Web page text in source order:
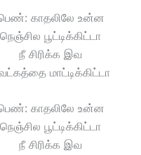
காதலிலே உன்ன
நெஞ்சில பூட்டிக்கிட்டா
நீ சிரிக்க இவ
மாட்டிக்கிட்டா
காதலிலே உன்ன
நெஞ்சில பூட்டிக்கிட்டா
நீ சிரிக்க இவ